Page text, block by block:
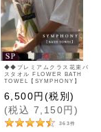
◆◆プレミアムクラス花束バ
スタオル FLOWER BATH
TOWEL【SYMPHONY】
6,500円 (税別)
(税込 7,150円 )
363件